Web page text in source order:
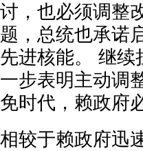
讨，也必须调整
题，总统也承诺
先进核能。 继续
一步表明主动调
免时代，赖政府
相较于赖政府迅